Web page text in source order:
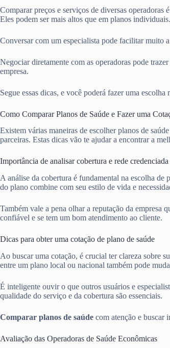
Comparar preços e serviços de diversas
Eles podem ser mais altos que em planos individuais.
Conversar com um especialista pode facilitar muito
Negociar diretamente com as operadoras pode
empresa.
Segue essas dicas, e você poderá fazer uma
Como Comparar Planos de Saúde e Fazer uma
Existem várias maneiras de escolher planos de
parceiras. Estas dicas vão te ajudar a encontrar a
Importância de analisar cobertura e rede credenciada
A análise da cobertura é fundamental na escolha
do plano combine com seu estilo de vida e
Também vale a pena olhar a reputação da empresa
confiável e se tem um bom atendimento ao cliente.
Dicas para obter uma cotação de plano de saúde
Ao buscar uma cotação, é crucial ter clareza sobre
entre um plano local ou nacional também pode
É inteligente ouvir o que outros usuários e
qualidade do serviço e da cobertura são essenciais.
Comparar planos de saúde com atenção e buscar
Avaliação das Operadoras de Saúde Econômicas